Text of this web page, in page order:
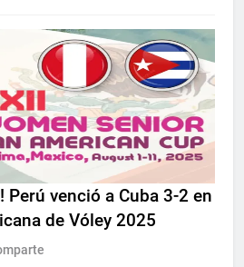
Perú venció a Cuba 3-2 en
de Vóley 2025